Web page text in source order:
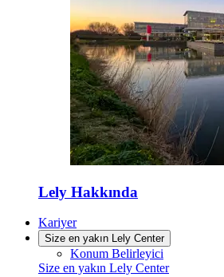
Lely Hakkında
Kariyer
Size en yakın Lely Center
Konum Belirleyici
Size en yakın Lely Center